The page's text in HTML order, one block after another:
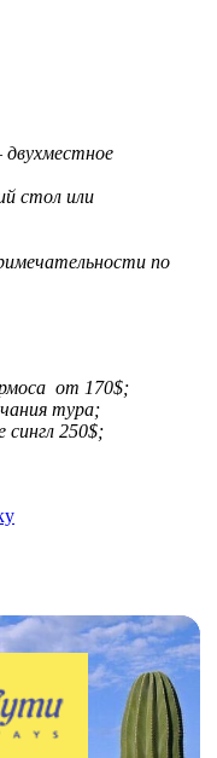
стол или
по
от 170$;
тура;
сингл 250$;